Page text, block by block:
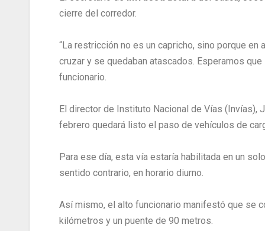
cierre del corredor.
“La restricción no es un capricho, sino porque
cruzar y se quedaban atascados. Esperamos
funcionario.
El director de Instituto Nacional de Vías
febrero quedará listo el paso de vehículos de
Para ese día, esta vía estaría habilitada en un
sentido contrario, en horario diurno.
Así mismo, el alto funcionario manifestó que se
kilómetros y un puente de 90 metros.